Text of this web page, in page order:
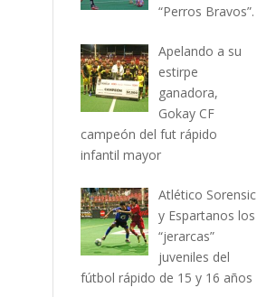
“Perros Bravos”.
Apelando a su
estirpe
ganadora,
Gokay CF
campeón del fut rápido
infantil mayor
Atlético Sorensic
y Espartanos los
“jerarcas”
juveniles del
fútbol rápido de 15 y 16 años